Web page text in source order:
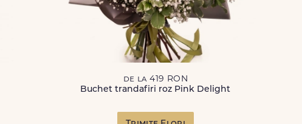
de la 419 RON
Buchet trandafiri roz Pink Delight